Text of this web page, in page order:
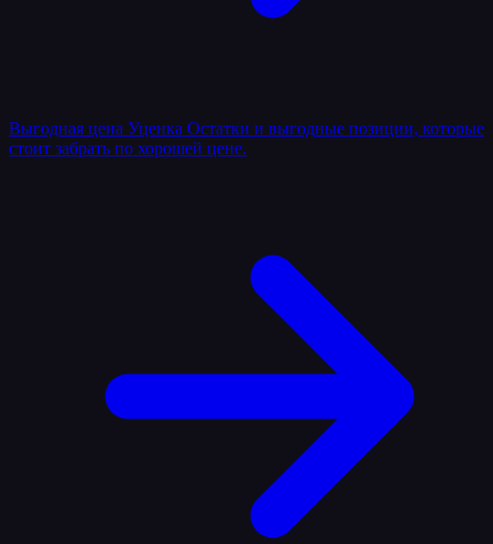
Выгодная цена Уценка Остатки и выгодные позиции, которые
стоит забрать по хорошей цене.